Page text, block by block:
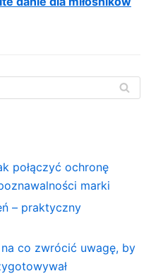
połączyć ochronę
marki
– praktyczny
co zwrócić uwagę, by